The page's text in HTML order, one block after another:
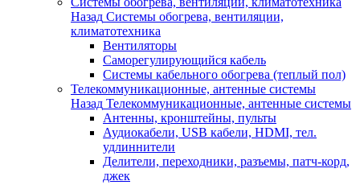
Назад Системы обогрева, вентиляции,
климатотехника
Вентиляторы
Саморегулирующийся кабель
Системы кабельного обогрева (теплый пол)
Телекоммуникационные, антенные системы
Назад Телекоммуникационные, антенные системы
Антенны, кронштейны, пульты
Аудиокабели, USB кабели, HDMI, тел.
удлиннители
Делители, переходники, разъемы, патч-корд,
джек